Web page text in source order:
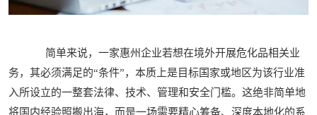
简单来说，一家惠州企业若想在境外开展危化品相关业
务，其必须满足的“条件”，本质上是目标国家或地区为该行业准
入所设立的一整套法律、技术、管理和安全门槛。这绝非简单地
将国内经验照搬出海，而是一场需要精心筹备、深度本地化的系